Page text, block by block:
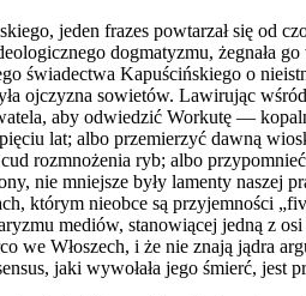
jeden frazes powtarzał się od
dogmatyzmu, żegnała
świadectwa Kapuścińskiego o
ojczyzna sowietów. Lawirując
aby odwiedzić Workutę —
lat; albo przemierzyć dawną
rozmnożenia ryb; albo
nie mniejsze były lamenty
którym nieobce są przyjemności
mediów, stanowiącej jedną z
we Włoszech, i że nie znają jądra
jaki wywołała jego śmierć, jest